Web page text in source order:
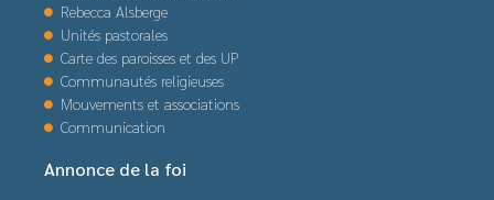
Rebecca Alsberge
Unités pastorales
Carte des paroisses et des UP
Communautés religieuses
Mouvements et associations
Communication
Annonce de la foi